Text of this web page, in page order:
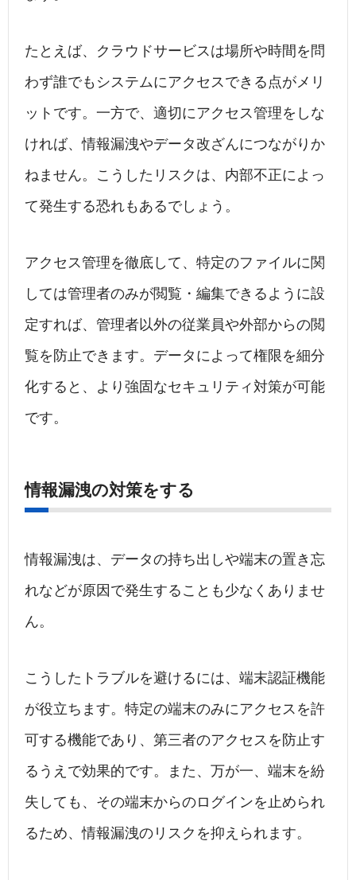
たとえば、クラウドサービスは場所や時間を問
わず誰でもシステムにアクセスできる点がメリ
ットです。一方で、適切にアクセス管理をしな
ければ、情報漏洩やデータ改ざんにつながりか
ねません。こうしたリスクは、内部不正によっ
て発生する恐れもあるでしょう。
アクセス管理を徹底して、特定のファイルに関
しては管理者のみが閲覧・編集できるように設
定すれば、管理者以外の従業員や外部からの閲
覧を防止できます。データによって権限を細分
化すると、より強固なセキュリティ対策が可能
です。
情報漏洩の対策をする
情報漏洩は、データの持ち出しや端末の置き忘
れなどが原因で発生することも少なくありませ
ん。
こうしたトラブルを避けるには、端末認証機能
が役立ちます。特定の端末のみにアクセスを許
可する機能であり、第三者のアクセスを防止す
るうえで効果的です。また、万が一、端末を紛
失しても、その端末からのログインを止められ
るため、情報漏洩のリスクを抑えられます。